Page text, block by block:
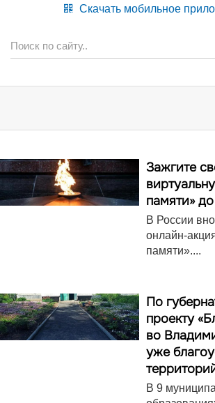
Скачать мобильное
Зажгите
памяти»
В России
онлайн-
памяти»....
По
проекту
во
уже
В 9